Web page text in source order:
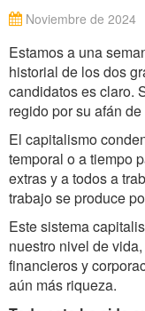
Noviembre de 2024
Estamos a una
historial de los dos
candidatos es claro.
regido por su afán de
El capitalismo
temporal o a tiempo
extras y a todos a
trabajo se produce
Este sistema
nuestro nivel de
financieros y
aún más riqueza.